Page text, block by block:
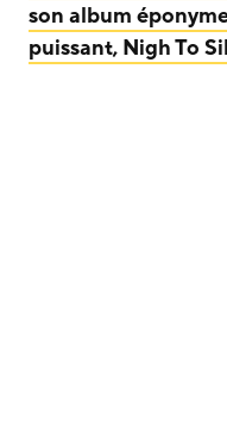
son album
puissant, Nigh To